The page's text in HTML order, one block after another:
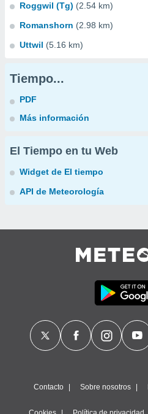
Roggwil (Tg) (2.54 km)
Romanshorn (2.98 km)
Uttwil (5.16 km)
Tiempo...
PDF
Más información
El Tiempo en tu Web
Widget de El tiempo
API de Meteorología
Contacto Sobre nosotros